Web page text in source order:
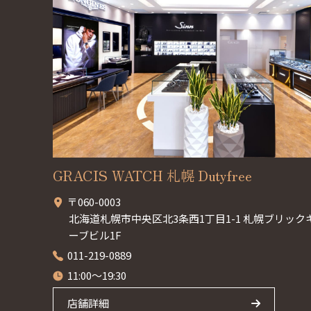
GRACIS WATCH 札幌 Dutyfree
〒060-0003
北海道札幌市中央区北3条西1丁目1-1 札幌ブリック
ーブビル1F
011-219-0889
11:00～19:30
店舗詳細